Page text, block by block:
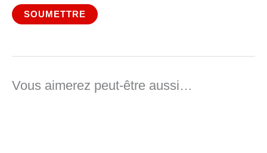
Vous aimerez peut-être aussi…